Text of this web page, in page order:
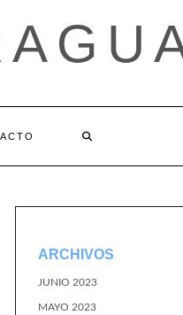
ARCHIVOS
JUNIO 2023
MAYO 2023